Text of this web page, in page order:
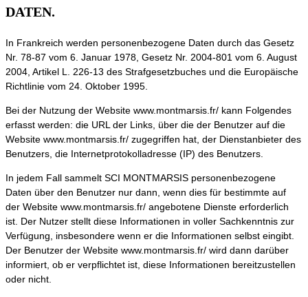
DATEN.
In Frankreich werden personenbezogene Daten durch das Gesetz
Nr. 78-87 vom 6. Januar 1978, Gesetz Nr. 2004-801 vom 6. August
2004, Artikel L. 226-13 des Strafgesetzbuches und die Europäische
Richtlinie vom 24. Oktober 1995.
Bei der Nutzung der Website www.montmarsis.fr/ kann Folgendes
erfasst werden: die URL der Links, über die der Benutzer auf die
Website www.montmarsis.fr/ zugegriffen hat, der Dienstanbieter des
Benutzers, die Internetprotokolladresse (IP) des Benutzers.
In jedem Fall sammelt SCI MONTMARSIS personenbezogene
Daten über den Benutzer nur dann, wenn dies für bestimmte auf
der Website www.montmarsis.fr/ angebotene Dienste erforderlich
ist. Der Nutzer stellt diese Informationen in voller Sachkenntnis zur
Verfügung, insbesondere wenn er die Informationen selbst eingibt.
Der Benutzer der Website www.montmarsis.fr/ wird dann darüber
informiert, ob er verpflichtet ist, diese Informationen bereitzustellen
oder nicht.